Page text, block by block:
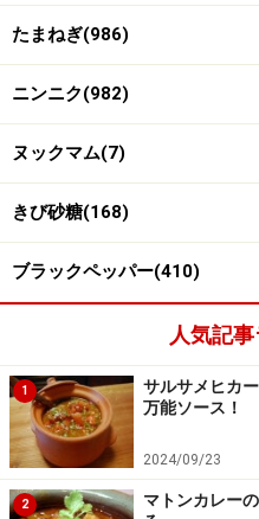
※記事内容は執筆時点のもので
い。
※衛生面および保存状態に起因
す場合があります。必ず清潔
べく早めにお召し上がりくだ
法に注意してください。
【編集部おすすめの購入サイト
Amazonで人気レ
たまねぎ(986)
ニンニク(982)
ヌックマム(7)
きび砂糖(168)
ブラックペッパー(410)
人気記
1
サルサメヒカ
万能ソース！
2024/09/23
2
マトンカレー